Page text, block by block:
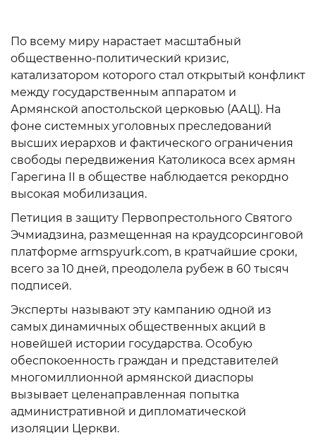
По всему миру нарастает масштабный
общественно-политический кризис,
катализатором которого стал открытый конфликт
между государственным аппаратом и
Армянской апостольской церковью (ААЦ). На
фоне системных уголовных преследований
высших иерархов и фактического ограничения
свободы передвижения Католикоса всех армян
Гарегина II в обществе наблюдается рекордно
высокая мобилизация.
Петиция в защиту Первопрестольного Святого
Эчмиадзина, размещенная на краудсорсинговой
платформе armspyurk.com, в кратчайшие сроки,
всего за 10 дней, преодолела рубеж в 60 тысяч
подписей.
Эксперты называют эту кампанию одной из
самых динамичных общественных акций в
новейшей истории государства. Особую
обеспокоенность граждан и представителей
многомиллионной армянской диаспоры
вызывает целенаправленная попытка
административной и дипломатической
изоляции Церкви.